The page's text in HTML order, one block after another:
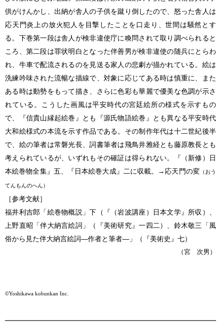
供がけんかし、出納が舎人の子供を蹴り倒したので、怒った舎人は
応天門炎上の放火犯人を目撃したことを口走り、世間は騒然とす
る。下巻第一段は舎人が検非違使庁に喚問されて取り調べられると
ころ、第二段は罪状明白となった伴善男が検非違使の随兵にとらわ
れ、牛車で配流されるのを見送る家人の悲劇が描かれている。絵は
洗練吟味された流暢な描線で、対象に応じてある時は慎重に、また
ある時は動勢をもって描き、さらに色彩も華麗で優美な色調が示さ
れている。こうした画風は平安時代の宮廷絵所の様式を示すもの
で、『信貴山縁起絵巻』とも『源氏物語絵巻』とも異なる平安時代
大和絵様式の本流を示す作品である。その制作年代は十二世紀後半
で、絵の筆者は常磐光長、詞書筆者は飛鳥井雅経とも藤原教長とも
考えられているが、いずれもその確証は得られない。『（新修）日
本絵巻物全集』五、『日本絵巻大成』二に収載。→応天門の変 （おう
てんもんのへん）
［参考文献］
福井利吉郎「絵巻物概説」下（『（岩波講座）日本文学』所収）、
上野直昭「伴大納言絵詞」（『美術研究』一四二）、鈴木敬三「風
俗から見た伴大納言絵詞―作者と筆者―」（『美術史』七）
（宮 次男）
©Yoshikawa kobunkan Inc.